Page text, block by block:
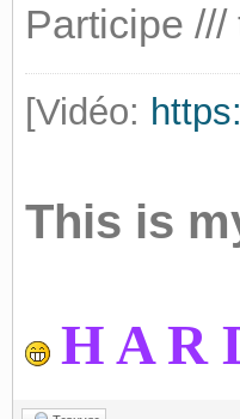
Participe
[Vidéo:
This is
H A R